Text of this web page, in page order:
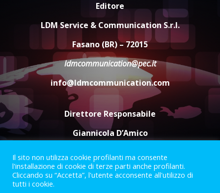
La magia del Minareto e la prima
Belvedere. Il rapimento”
6 Agosto 2026 06:15
Serie D, l’Us Fasano è escluso
dal campionato
5 Agosto 2026 17:30
Editore
LDM Service & Communication S.r.l.
Fasano (BR) – 72015
ldmcommunication@pec.it
info@ldmcommunication.com
Direttore Responsabile
Giannicola D’Amico
Termini e Condizioni
Privacy Policy
Informazioni Legali
Il sito non utilizza cookie profilanti ma consente
l'installazione di cookie di terze parti anche profilanti.
Cliccando su “Accetta”, l'utente acconsente all'utilizzo di
tutti i cookie.